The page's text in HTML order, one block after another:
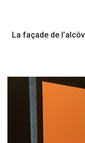
La façade de